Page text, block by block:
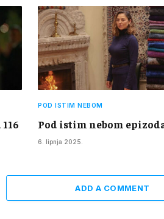
POD ISTIM NEBOM
Pod istim nebom
6. lipnja 2025.
ADD A COMMENT